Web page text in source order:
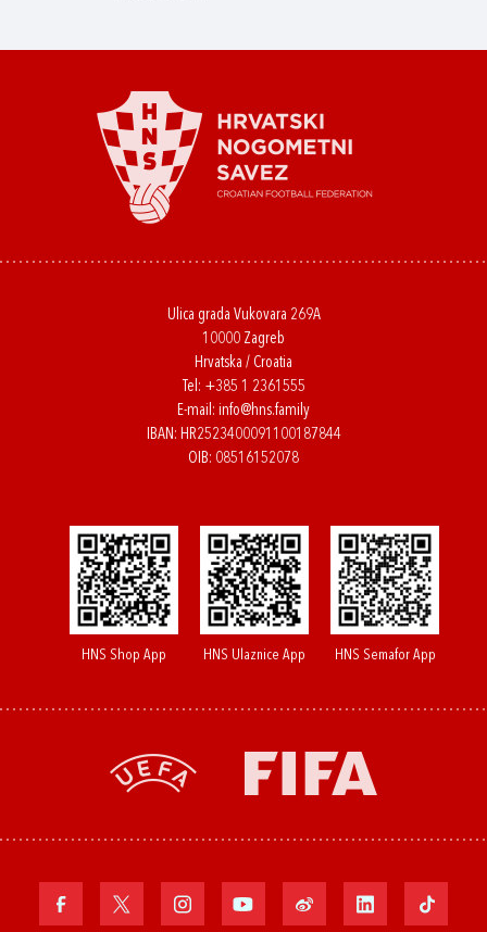
Ulica grada Vukovara 269A
10000 Zagreb
Hrvatska / Croatia
Tel: +385 1 2361555
E-mail: info@hns.family
IBAN: HR2523400091100187844
OIB: 08516152078
HNS Shop App HNS Ulaznice App HNS Semafor App